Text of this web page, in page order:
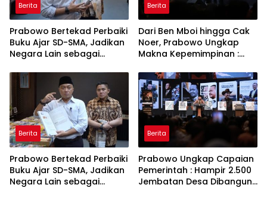
Berita
Prabowo Bertekad Perbaiki
Buku Ajar SD-SMA, Jadikan
Negara Lain sebagai
Berita
Dari Ben Mboi hingga Cak
Noer, Prabowo Ungkap
Makna Kepemimpinan :
Gunakan Akal Sehat
Berita
Prabowo Bertekad Perbaiki
Buku Ajar SD-SMA, Jadikan
Negara Lain sebagai
Berita
Prabowo Ungkap Capaian
Pemerintah : Hampir 2.500
Jembatan Desa Dibangun,